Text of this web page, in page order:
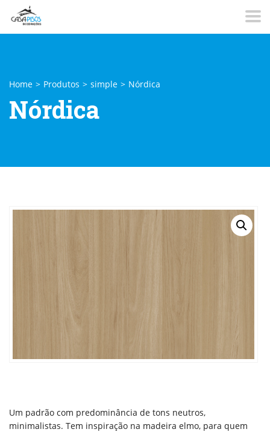
Home > Produtos > simple > Nórdica
Nórdica
Um padrão com predominância de tons neutros,
minimalistas. Tem inspiração na madeira elmo, para quem